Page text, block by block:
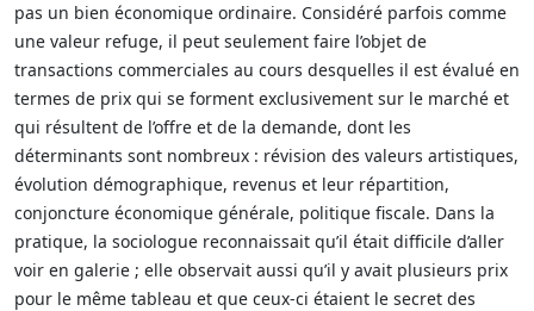
pas un bien économique ordinaire. Considéré parfois comme
une valeur refuge, il peut seulement faire l’objet de
transactions commerciales au cours desquelles il est évalué en
termes de prix qui se forment exclusivement sur le marché et
qui résultent de l’offre et de la demande, dont les
déterminants sont nombreux : révision des valeurs artistiques,
évolution démographique, revenus et leur répartition,
conjoncture économique générale, politique fiscale. Dans la
pratique, la sociologue reconnaissait qu’il était difficile d’aller
voir en galerie ; elle observait aussi qu’il y avait plusieurs prix
pour le même tableau et que ceux-ci étaient le secret des